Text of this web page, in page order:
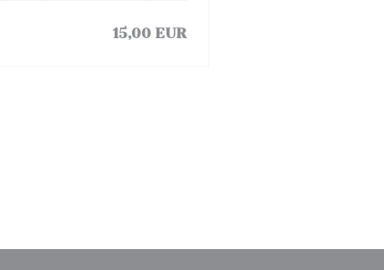
15,00 EUR